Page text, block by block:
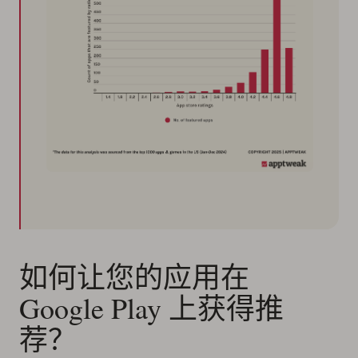
如何让您的应用在
Google Play 上获得推
荐？